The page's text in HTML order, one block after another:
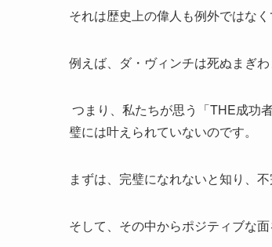
それは歴史上の偉人も例外ではなく
例えば、ダ・ヴィンチは死ぬまぎ
つまり、私たちが思う「THE成功
璧には叶えられていないのです。
まずは、完璧になれないと知り、
そして、その中からポジティブな